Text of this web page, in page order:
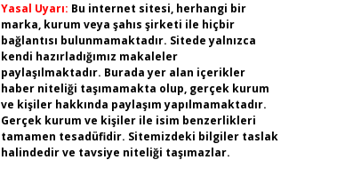
Yasal Uyarı: Bu internet sitesi, herhangi bir
marka, kurum veya şahıs şirketi ile hiçbir
bağlantısı bulunmamaktadır. Sitede yalnızca
kendi hazırladığımız makaleler
paylaşılmaktadır. Burada yer alan içerikler
haber niteliği taşımamakta olup, gerçek kurum
ve kişiler hakkında paylaşım yapılmamaktadır.
Gerçek kurum ve kişiler ile isim benzerlikleri
tamamen tesadüfidir. Sitemizdeki bilgiler taslak
halindedir ve tavsiye niteliği taşımazlar.